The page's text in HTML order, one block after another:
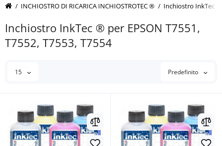
INCHIOSTRO DI RICARICA INCHIOSTROTEC ® Inchiostro InkTec ®
Inchiostro InkTec ® per EPSON T7551,
T7552, T7553, T7554
15 Predefinito